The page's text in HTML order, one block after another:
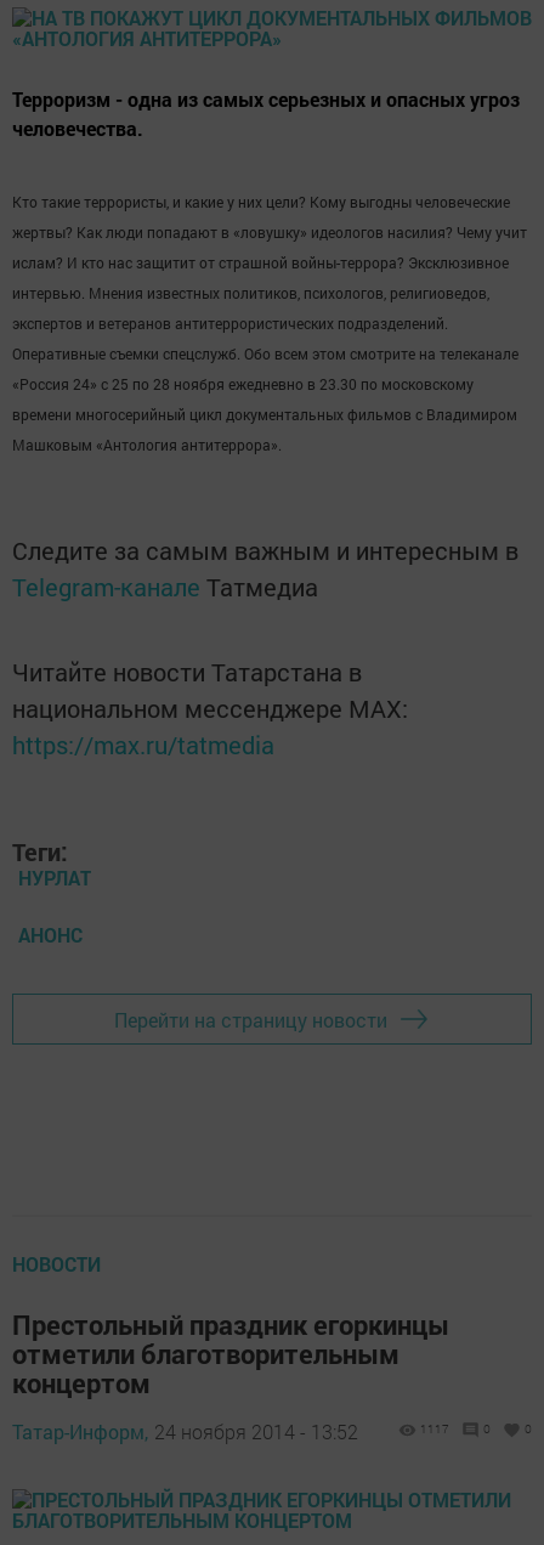
Терроризм - одна из самых серьезных и опасных угроз
человечества.
Кто такие террористы, и какие у них цели? Кому выгодны человеческие
жертвы? Как люди попадают в «ловушку» идеологов насилия? Чему учит
ислам? И кто нас защитит от страшной войны-террора? Эксклюзивное
интервью. Мнения известных политиков, психологов, религиоведов,
экспертов и ветеранов антитеррористических подразделений.
Оперативные съемки спецслужб. Обо всем этом смотрите на телеканале
«Россия 24» с 25 по 28 ноября ежедневно в 23.30 по московскому
времени многосерийный цикл документальных фильмов с Владимиром
Машковым «Антология антитеррора».
Следите за самым важным и интересным в
Telegram-канале Татмедиа
Читайте новости Татарстана в
национальном мессенджере MАХ:
https://max.ru/tatmedia
Теги:
НУРЛАТ
АНОНС
Перейти на страницу новости
НОВОСТИ
Престольный праздник егоркинцы
отметили благотворительным
концертом
Татар-Информ, 24 ноября 2014 - 13:52 1117 0 0